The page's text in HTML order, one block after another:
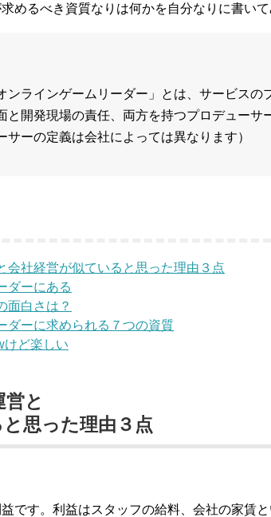
めるべき資質なりは何かを自分なりに書いて
ンラインゲームリーダー」とは、サービスの
と開発現場の責任、両方を持つプロデューサ
サーの定義は会社によっては異なります）
会社経営が似ていると思った理由３点
ダーにある
面白さは？
ダーに求められる７つの資質
けど楽しい
と
思った理由３点
です。利益はスタッフの給料、会社の家賃